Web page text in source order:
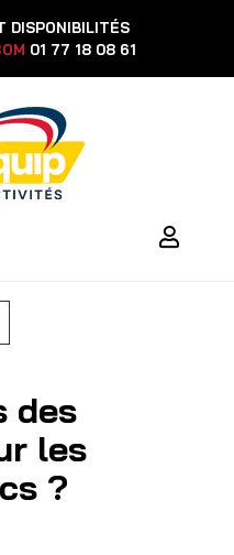
DISPONIBILITÉS
01 77 18 08 61
des
les
?